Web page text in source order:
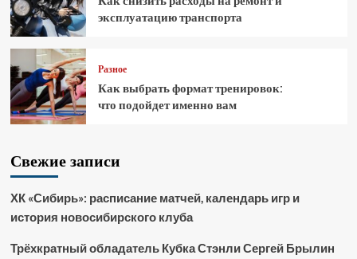
эксплуатацию транспорта
Разное
Как выбрать формат тренировок:
что подойдет именно вам
Свежие записи
ХК «Сибирь»: расписание матчей, календарь игр и
история новосибирского клуба
Трёхкратный обладатель Кубка Стэнли Сергей Брылин